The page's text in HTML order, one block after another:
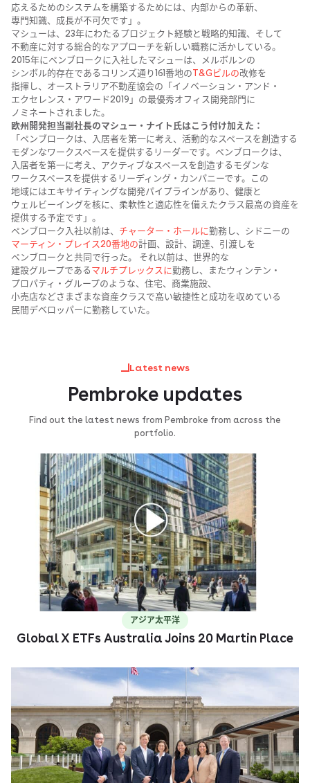
応える​ための​システムを​構築する​ためには、​内部からの​革新、​
専門知識、​成長が​不可欠です」。
マシューは、​23年に​わたる​プロジェクト経験と​戦略的知識、​そして​
不動産に​対する​総合的な​アプローチを​新しい​職務に​活かしている。​
2015年に​ペンブロークに​入社した​マシューは、​メルボルンの​
シンボル的存在である​コリンズ通り161番地の​T&Gビルの​改修を​
指揮し、​オーストラリア不動産協会の​「イノベーション・アンド・
エクセレンス・アワード2019」の​最優秀オフィス開発部門に​
ノミネートされました。
欧州開発担当副社長の​マシュー・ナイト氏は​こう付け加えた​：
「ペンブロークは、​入居者を​第一に​考え、​活動的な​スペースを​創造する​
モダンな​ワークスペースを​提供する​リーダーです。​ペンブロークは、​
入居者を​第一に​考え、​アクティブな​スペースを​創造する​モダンな​
ワークスペースを​提供する​リーディング・カンパニーです。​この​
地域には​エキサイティングな​開発パイプラインが​あり、​健康と​
ウェルビーイングを​核に、​柔軟性と​適応性を​備えた​クラス最高の​資産を​
提供する​予定です」。
ペンブローク入社以前は、 ​チャーター・ホールに​勤務し、​シドニーの
マーティン・プレイス20番地の​計画、​設計、​調達、​引渡しを​
ペンブロークと​共同で​行った。​ それ以前は、​世界的な​
建設グループである ​マルチプレックスに​勤務し、​また​ウィンテン・
プロパティ・グループのような、​住宅、​商業施設、​
小売店などさまざまな​資産クラスで​高い​敏捷性と​成功を​収めている​
民間デベロッパーに​勤務していた。
Latest news
Pembroke updates
Find out the latest news from Pembroke from across the
portfolio.
アジア太平洋
Global X ETFs Australia Joins 20 Martin Place